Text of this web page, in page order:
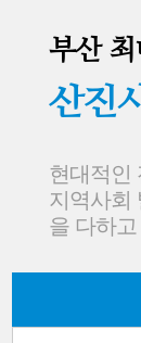
부산
산진
현대적인
지역사회
을 다하